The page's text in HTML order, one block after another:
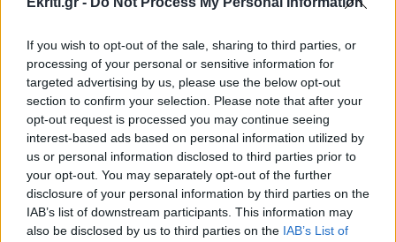
If you wish to opt-out of the sale, sharing to third parties, or
processing of your personal or sensitive information for
targeted advertising by us, please use the below opt-out
section to confirm your selection. Please note that after your
opt-out request is processed you may continue seeing
interest-based ads based on personal information utilized by
us or personal information disclosed to third parties prior to
your opt-out. You may separately opt-out of the further
disclosure of your personal information by third parties on the
IAB’s list of downstream participants. This information may
also be disclosed by us to third parties on the IAB’s List of
Αυγούστου
17:36
ΚΡΗΤΗ
Μεγάλες πληγές στο Ρέθυμνο από τις φωτιές –
Πάνω από 57.000 στρέμματα καμένα
ΚΡΗΤΗ
Ρέθυμνο: Δημόσιος έπαινος σε όσους
επιχείρησαν για τον απεγκλωβισμό
λουόμενων από τη φωτιά
ΠΕΡΙΣΣΟΤΕΡΑ
ΟΙΚΟΝΟΜΙΑ